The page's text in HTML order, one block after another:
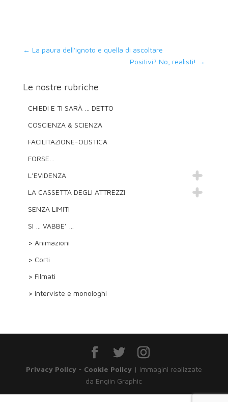
← La paura dell'ignoto e quella di ascoltare
Positivi? No, realisti! →
Le nostre rubriche
CHIEDI E TI SARÀ … DETTO
COSCIENZA & SCIENZA
FACILITAZIONE-OLISTICA
FORSE…
L’EVIDENZA
LA CASSETTA DEGLI ATTREZZI
SENZA LIMITI
SI … VABBE’ …
> Animazioni
> Corti
> Filmati
> Interviste e monologhi
Privacy Policy- Cookie Policy| Immagini realizzate
da Engiin Graphic